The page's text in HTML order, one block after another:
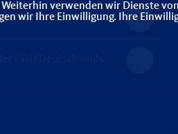
Württemberg
CDU Deutschlands
verwenden wir Dienste
wir Ihre Einwilligung. Ihre